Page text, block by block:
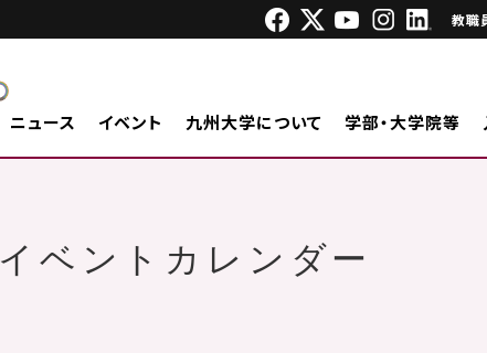
教職
ニュース イベント 九州大学について 学部・大学院等
イベントカレンダー